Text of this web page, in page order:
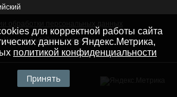
Читы и Забайкальского края
для корректной работы сайта
данных в Яндекс.Метрика,
политикой конфиденциальности
Принять